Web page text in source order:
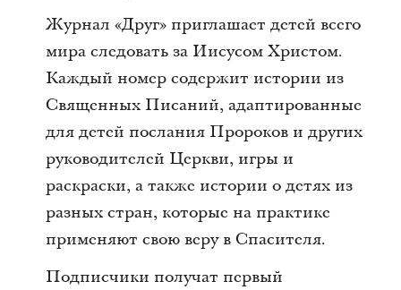
Журнал «Друг» приглашает детей всего
мира следовать за Иисусом Христом.
Каждый номер содержит истории из
Священных Писаний, адаптированные
для детей послания Пророков и других
руководителей Церкви, игры и
раскраски, а также истории о детях из
разных стран, которые на практике
применяют свою веру в Спасителя.
Подписчики получат первый